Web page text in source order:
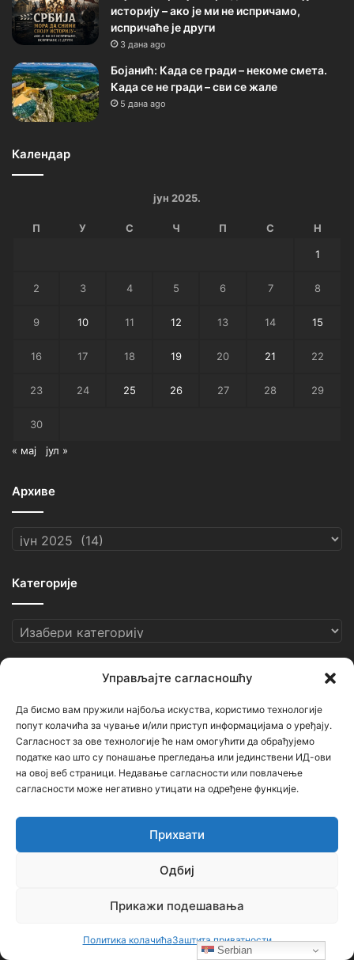
Управљајте сагласношћу
Да бисмо вам пружили најбоља искуства, користимо технологије
попут колачића за чување и/или приступ информацијама о уређају.
Сагласност за ове технологије ће нам омогућити да обрађујемо
податке као што су понашање прегледања или јединствени ИД-ови
на овој веб страници. Недавање сагласности или повлачење
сагласности може негативно утицати на одређене функције.
Прихвати
Одбиј
Прикажи подешавања
Политика колачићаЗаштита приватности
историју – ако је ми не испричамо,
испричаће је други
3 дана ago
Бојанић: Када се гради – некоме смета.
Када се не гради – сви се жале
5 дана ago
Календар
јун 2025.
П У С Ч П С Н
1
2 3 4 5 6 7 8
9 10 11 12 13 14 15
16 17 18 19 20 21 22
23 24 25 26 27 28 29
30
« мај јул »
Архиве
Архиве
Категорије
Категорије
Ђорђе Бојанић Васкрс Гаврило Принцип Геноцид
Историја Немањићи
ОШ Бубањски хероји Руси Русија Свети Сава
преузети су са других сајтова и портала уз наведене изворе.
Serbian